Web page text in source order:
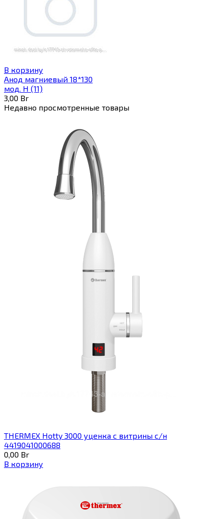
В корзину
Анод магниевый 18*130
мод. H (11)
3,00 Br
Недавно просмотренные товары
THERMEX Hotty 3000 уценка с витрины с/н
4419041000688
0,00 Br
В корзину